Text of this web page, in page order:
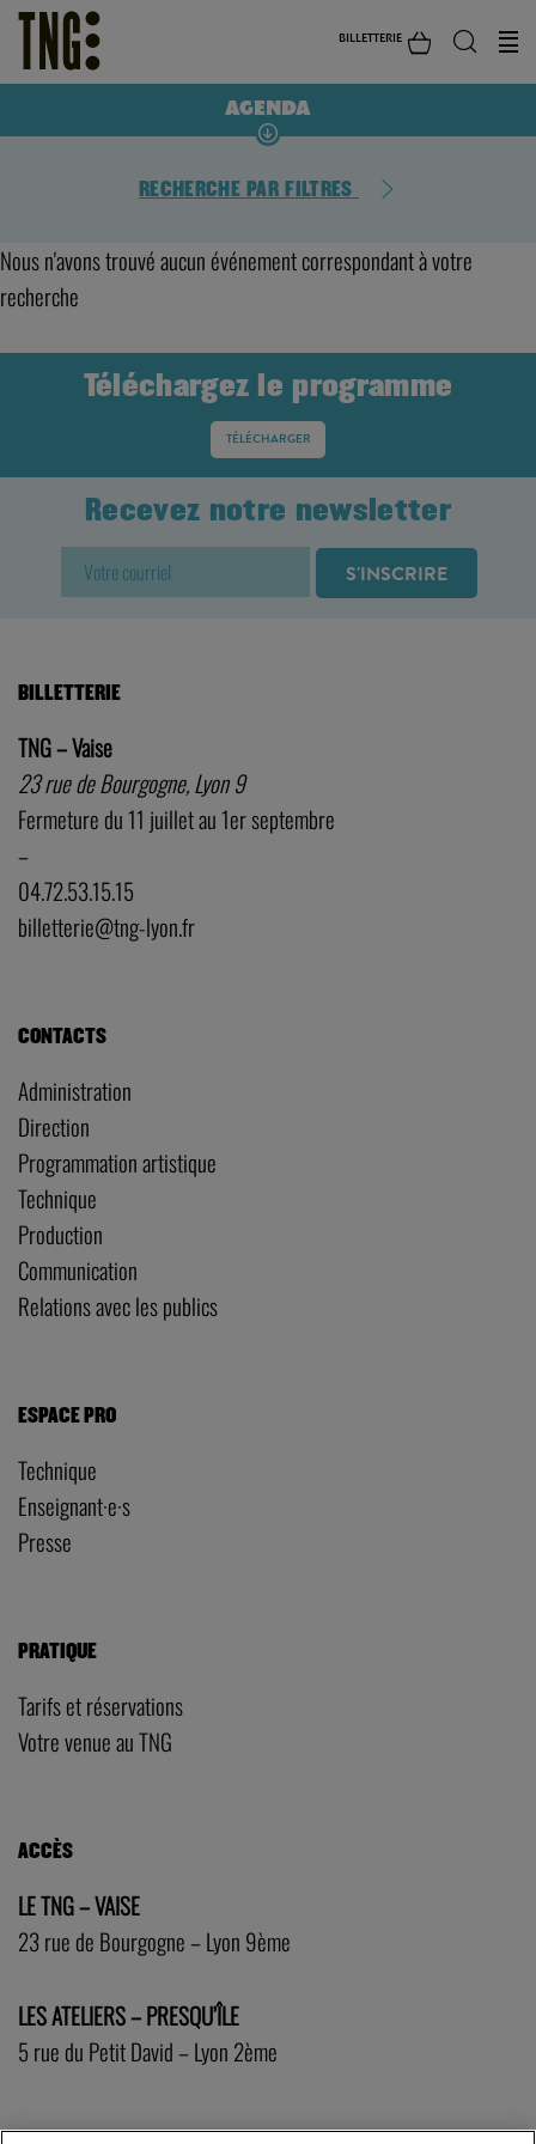
BILLETTERIE
AGENDA
RECHERCHE PAR FILTRES
Nous n'avons trouvé aucun événement correspondant à votre
recherche
Téléchargez le programme
TÉLÉCHARGER
Recevez notre newsletter
BILLETTERIE
TNG – Vaise
23 rue de Bourgogne, Lyon 9
Fermeture du 11 juillet au 1er septembre
–
04.72.53.15.15
billetterie@tng-lyon.fr
CONTACTS
Administration
Direction
Programmation artistique
Technique
Production
Communication
Relations avec les publics
ESPACE PRO
Technique
Enseignant·e·s
Presse
PRATIQUE
Tarifs et réservations
Votre venue au TNG
ACCÈS
LE TNG – VAISE
23 rue de Bourgogne – Lyon 9ème
LES ATELIERS – PRESQU’ÎLE
5 rue du Petit David – Lyon 2ème